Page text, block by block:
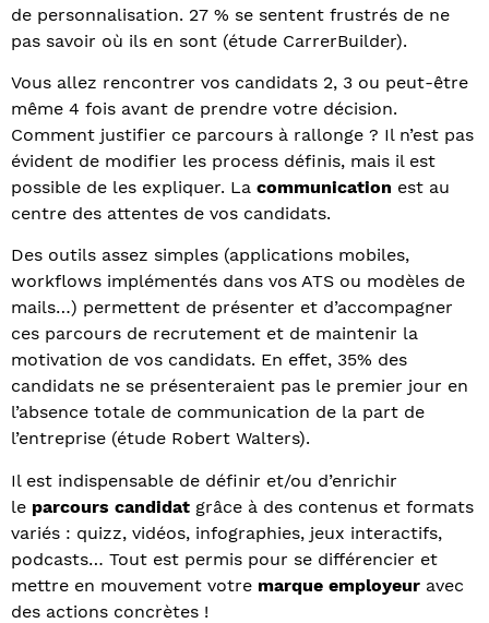
de personnalisation. 27 % se sentent frustrés de ne
pas savoir où ils en sont (étude CarrerBuilder).
Vous allez rencontrer vos candidats 2, 3 ou peut-être
même 4 fois avant de prendre votre décision.
Comment justifier ce parcours à rallonge ? Il n’est pas
évident de modifier les process définis, mais il est
possible de les expliquer. La communication est au
centre des attentes de vos candidats.
Des outils assez simples (applications mobiles,
workflows implémentés dans vos ATS ou modèles de
mails…) permettent de présenter et d’accompagner
ces parcours de recrutement et de maintenir la
motivation de vos candidats. En effet, 35% des
candidats ne se présenteraient pas le premier jour en
l’absence totale de communication de la part de
l’entreprise (étude Robert Walters).
Il est indispensable de définir et/ou d’enrichir
le parcours candidat grâce à des contenus et formats
variés : quizz, vidéos, infographies, jeux interactifs,
podcasts… Tout est permis pour se différencier et
mettre en mouvement votre marque employeur avec
des actions concrètes !